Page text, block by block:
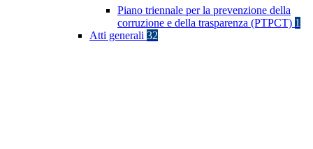
Piano triennale per la prevenzione della
corruzione e della trasparenza (PTPCT) 1
Atti generali 32